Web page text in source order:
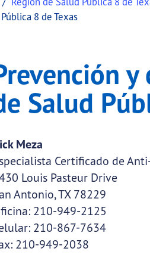
8 de Texas
del
y control del tabaco -
Salud
Meza
Certificado de
Louis Pasteur Drive
Antonio, TX 78229
210-949-2125
210-867-7634
210-949-2038